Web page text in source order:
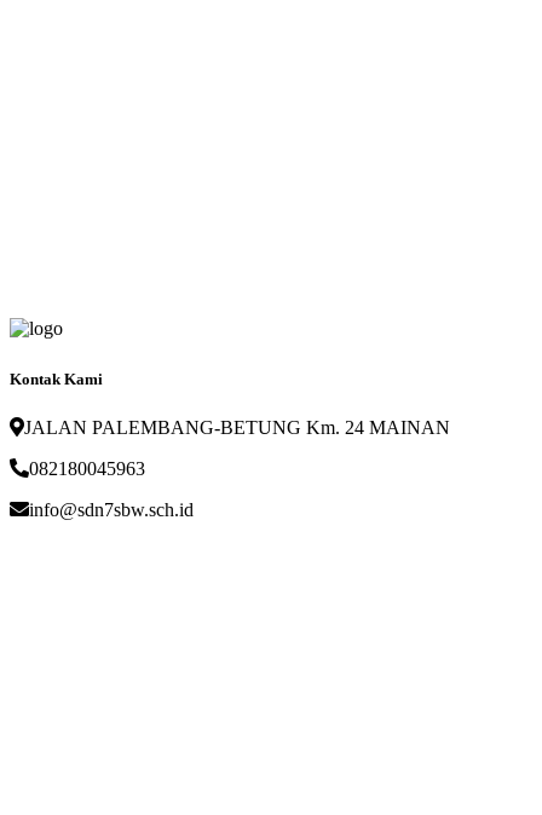
Kontak Kami
JALAN PALEMBANG-BETUNG Km. 24 MAINAN
082180045963
info@sdn7sbw.sch.id